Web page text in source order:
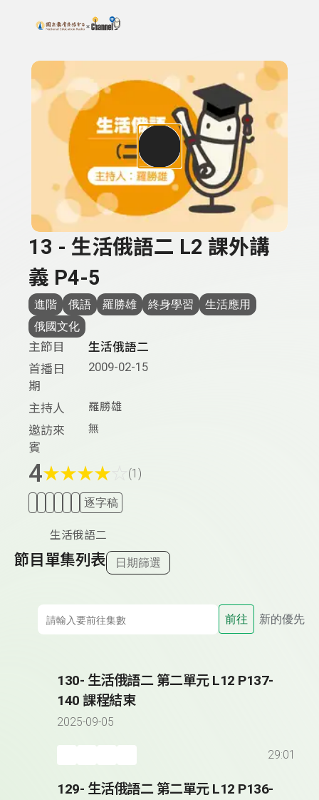
上方功能區塊
搜尋關鍵字：可輸入節目名稱、主持人或關鍵字
13 - 生活俄語二 L2 課外講
義 P4-5
進階 俄語 羅勝雄 終身學習
生活應用
俄國文化
主節目
生活俄語二
首播日
期
2009-02-15
主持人 羅勝雄
邀訪來
賓
無
4★★★★ (1)
逐字稿
生活俄語二
節目單集列表 日期篩選
前往 新的優先
130- 生活俄語二 第二單元 L12 P137-
140 課程結束
2025-09-05
29:01
129- 生活俄語二 第二單元 L12 P136-